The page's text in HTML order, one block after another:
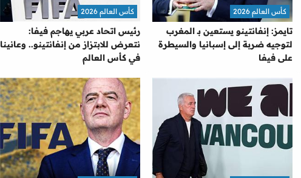
تايمز: إنفانتينو يستعين بـ المغرب
لتوجيه ضربة إلى إسبانيا والسيطرة
على فيفا
كأس العالم 2026
رئيس اتحاد عربي يهاجم فيفا:
نتعرض للابتزاز من إنفانتينو.. وعانينا
في كأس العالم
كأس العالم 2026